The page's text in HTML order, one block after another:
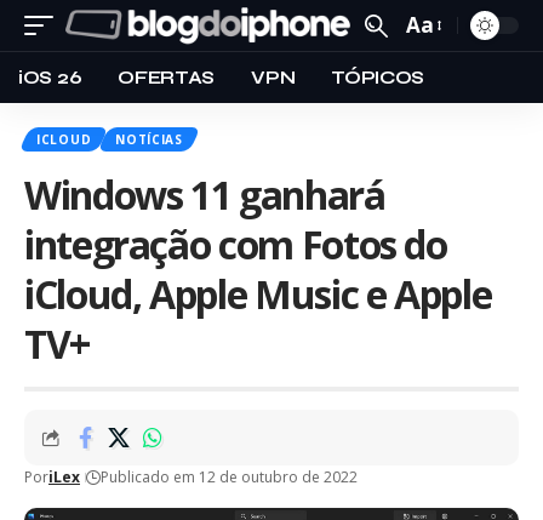
Aa
iOS 26 OFERTAS VPN TÓPICOS
ICLOUD NOTÍCIAS
Windows 11 ganhará
integração com Fotos do
iCloud, Apple Music e Apple
TV+
PoriLex Publicado em 12 de outubro de 2022